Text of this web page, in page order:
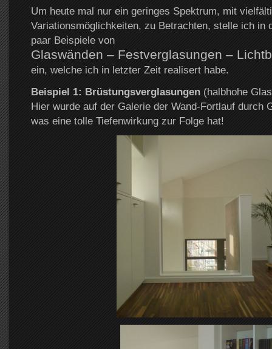
Um heute mal nur ein geringes Spektrum, mit
Variationsmöglichkeiten, zu Betrachten, stelle ich in
paar Beispiele von
Glaswänden – Festverglasungen –
ein, welche ich in letzter Zeit realisert habe.
Beispiel 1: Brüstungsverglasungen(halbhohe
Hier wurde auf der Galerie der Wand-Fortlauf durch
was eine tolle Tiefenwirkung zur Folge hat!